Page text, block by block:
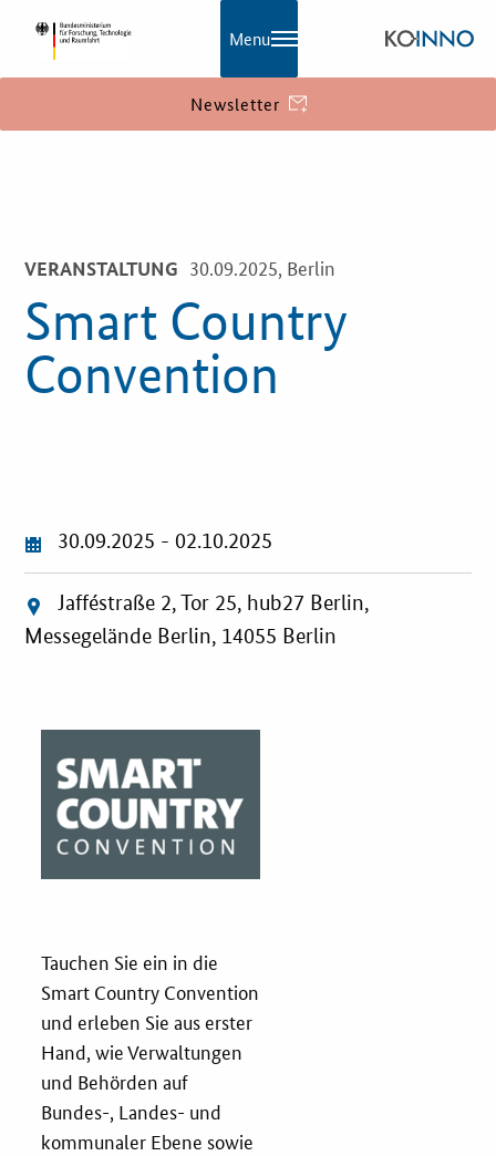
Praxisbeispiele
Publikationen
KOINNOmagazin
Förderprogramme
Weitere Informationen
Services
E-Learning
Fristenassistent
KOINNOvationsplatz
Menu
Newsletter
VERANSTALTUNG 30.09.2025, Berlin
Smart Country
Convention
30.09.2025 - 02.10.2025
Jafféstraße 2, Tor 25, hub27 Berlin,
Messegelände Berlin, 14055 Berlin
Tauchen Sie ein in die
Smart Country Convention
und erleben Sie aus erster
Hand, wie Verwaltungen
und Behörden auf
Bundes-, Landes- und
kommunaler Ebene sowie